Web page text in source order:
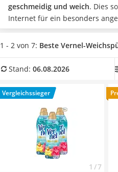
Magnesiumpräparat
Katzenklappe
Nackenmassagegerät
Zeckenschutz Katze
Philips-Sonicare-Zahnbürste
Mineralfutter Pferd
Massagegerät
geschmeidig und weich. Dies
Internet für ein besonders
sind die Vernel-Weichspüler in
erhältlich. Wählen Sie jetzt aus
Duft , damit Ihre Kleidung auch
besonders das Modell
Vernel
Malediven* mit seinen
1 - 2 von 7: Beste Vernel-
Stand: 06.08.2026
Vergleichssieger
1 / 7